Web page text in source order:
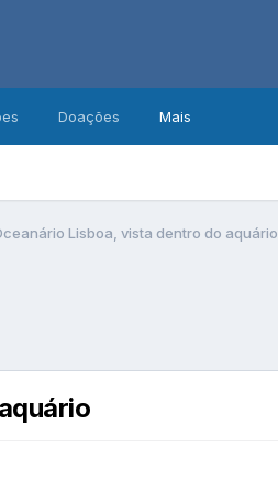
Doações Mais
Lisboa, vista dentro do aquário